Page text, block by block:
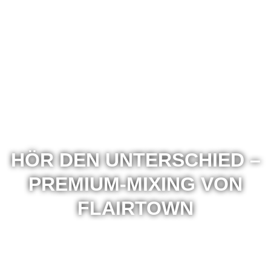
HÖR DEN UNTERSCHIED –
PREMIUM-MIXING VON
FLAIRTOWN